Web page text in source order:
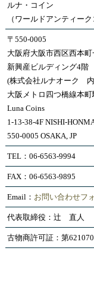
ルナ・コイン
（ワールドアンティー
〒550-0005
大阪府大阪市西区西本
新興産ビルディング4階
(株式会社ルナオーク 内
大阪メトロ四つ橋線本
Luna Coins
1-13-38-4F NISHI-
550-0005 OSAKA, JP
TEL：06-6563-9994
FAX：06-6563-9895
Email： お問い合わせフ
代表取締役：辻 直人
古物商許可証：第